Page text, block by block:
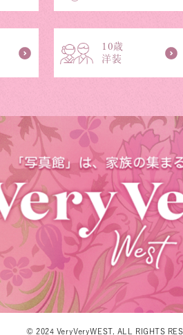
10歳
洋装
© 2024 VeryVeryWEST. ALL RIGHTS